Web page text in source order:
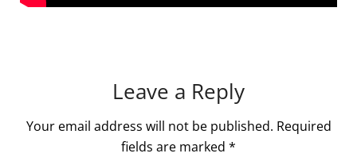
Leave a Reply
Your email address will not be published. Required
fields are marked *